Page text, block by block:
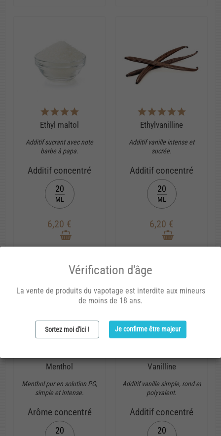
Ethyl maltol
Additif sucrant avec note
barbe à papa.
Additif concentré
20
ML
6,20 €
Ethylvanilline
Additif vanille intense et
sucrée.
Additif concentré
20
ML
6,20 €
Menthol
Menthol pur en solution PG,
simple et intense.
Arôme concentré
20
Vanilline
Additif vanille simple, rond et
polyvalent.
Additif concentré
20
Vérification d'âge
La vente de produits du vapotage est interdite aux mineurs
de moins de 18 ans.
Sortez moi d'ici ! Je confirme être majeur